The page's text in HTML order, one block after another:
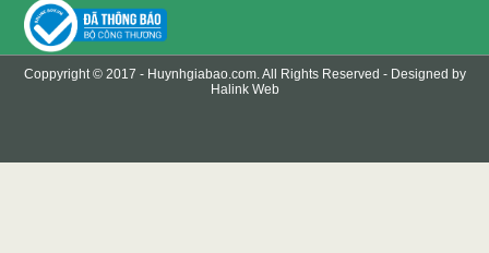
Coppyright © 2017 - Huynhgiabao.com. All Rights Reserved - Designed by
Halink Web